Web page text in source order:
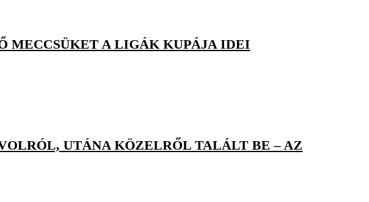
MECCSÜKET A LIGÁK KUPÁJA IDEI
UTÁNA KÖZELRŐL TALÁLT BE – AZ